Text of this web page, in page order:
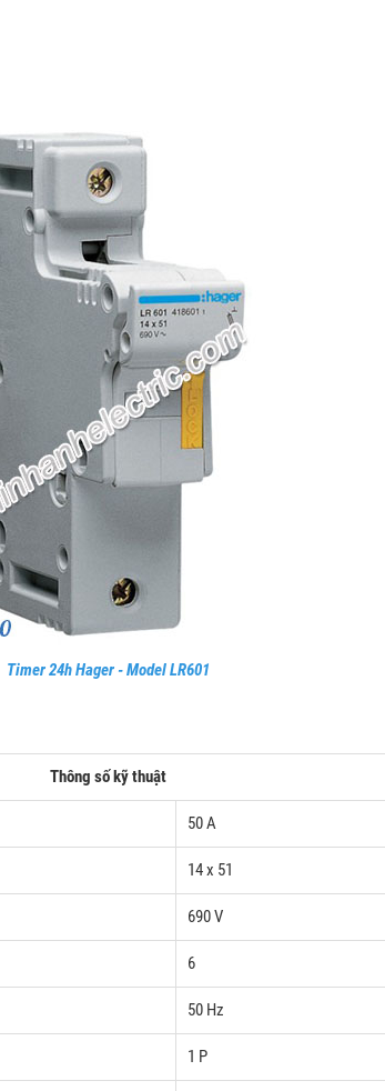
Timer 24h Hager - Model LR601
Thông số kỹ thuật
50 A
14 x 51
690 V
6
50 Hz
1 P